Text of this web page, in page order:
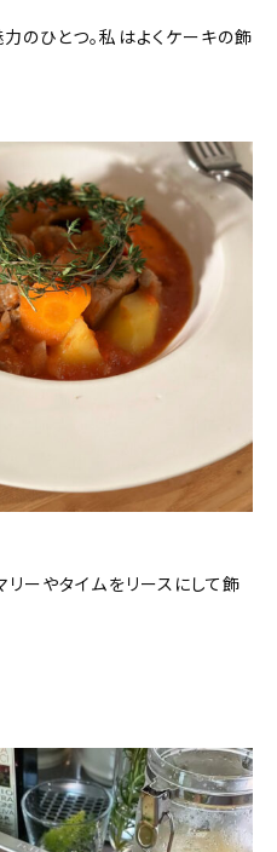
のひとつ。私はよくケーキの飾
ーやタイムをリースにして飾